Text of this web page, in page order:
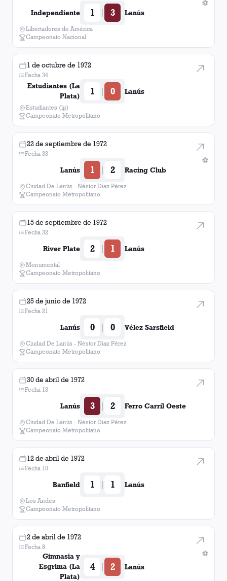
⚽
Independiente
1 | 3 Lanús
Libertadores de América
Campeonato Nacional
1 de octubre de 1972
Fecha 34
Estudiantes (La
Plata)
1 | 0 Lanús
Estudiantes (lp)
Campeonato Metropolitano
⚽
22 de septiembre de 1972
Fecha 33
Lanús 1 | 2 Racing Club
Ciudad De Lanús - Néstor Diaz Pérez
Campeonato Metropolitano
15 de septiembre de 1972
Fecha 32
River Plate 2 | 1 Lanús
Monumental
Campeonato Metropolitano
25 de junio de 1972
Fecha 21
Lanús 0 | 0 Vélez Sarsfield
Ciudad De Lanús - Néstor Diaz Pérez
Campeonato Metropolitano
30 de abril de 1972
Fecha 13
Lanús 3 | 2 Ferro Carril Oeste
Ciudad De Lanús - Néstor Diaz Pérez
Campeonato Metropolitano
12 de abril de 1972
Fecha 10
Banfield 1 | 1 Lanús
Los Andes
Campeonato Metropolitano
⚽
2 de abril de 1972
Fecha 8
Gimnasia y
Esgrima (La
Plata)
4 | 2 Lanús